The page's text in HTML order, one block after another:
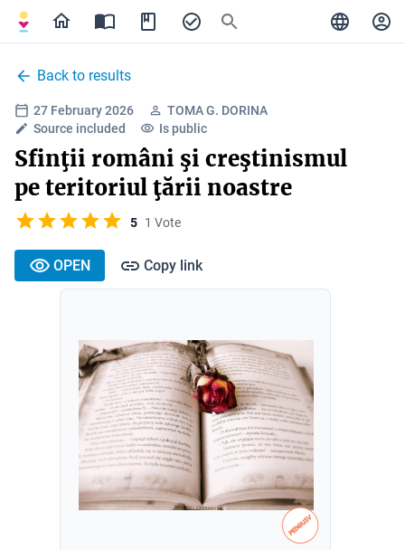
Back to results
27 February 2026
TOMA G. DORINA
Source included
Is public
Sfinţii români şi creştinismul
pe teritoriul ţării noastre
5 1 Vote
OPEN Copy link